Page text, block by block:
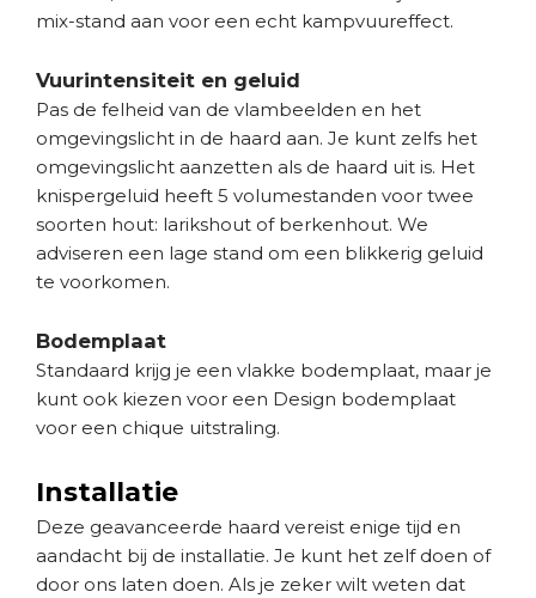
mix-stand aan voor een echt kampvuureffect.
Vuurintensiteit en geluid
Pas de felheid van de vlambeelden en het
omgevingslicht in de haard aan. Je kunt zelfs het
omgevingslicht aanzetten als de haard uit is. Het
knispergeluid heeft 5 volumestanden voor twee
soorten hout: larikshout of berkenhout. We
adviseren een lage stand om een blikkerig geluid
te voorkomen.
Bodemplaat
Standaard krijg je een vlakke bodemplaat, maar je
kunt ook kiezen voor een Design bodemplaat
voor een chique uitstraling.
Installatie
Deze geavanceerde haard vereist enige tijd en
aandacht bij de installatie. Je kunt het zelf doen of
door ons laten doen. Als je zeker wilt weten dat